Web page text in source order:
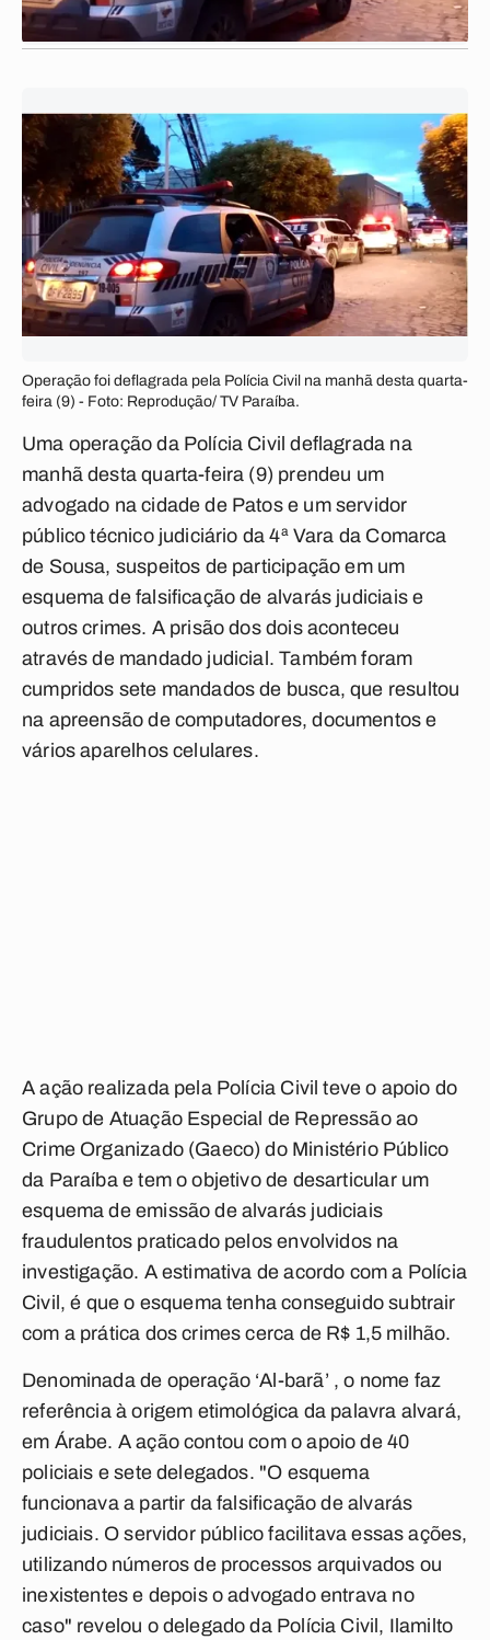
Operação foi deflagrada pela Polícia Civil na manhã desta quarta-
feira (9) - Foto: Reprodução/ TV Paraíba.
Uma operação da Polícia Civil deflagrada na
manhã desta quarta-feira (9) prendeu um
advogado na cidade de Patos e um servidor
público técnico judiciário da 4ª Vara da Comarca
de Sousa, suspeitos de participação em um
esquema de falsificação de alvarás judiciais e
outros crimes. A prisão dos dois aconteceu
através de mandado judicial. Também foram
cumpridos sete mandados de busca, que resultou
na apreensão de computadores, documentos e
vários aparelhos celulares.
A ação realizada pela Polícia Civil teve o apoio do
Grupo de Atuação Especial de Repressão ao
Crime Organizado (Gaeco) do Ministério Público
da Paraíba e tem o objetivo de desarticular um
esquema de emissão de alvarás judiciais
fraudulentos praticado pelos envolvidos na
investigação. A estimativa de acordo com a Polícia
Civil, é que o esquema tenha conseguido subtrair
com a prática dos crimes cerca de R$ 1,5 milhão.
Denominada de operação ‘Al-barã’ , o nome faz
referência à origem etimológica da palavra alvará,
em Árabe. A ação contou com o apoio de 40
policiais e sete delegados. "O esquema
funcionava a partir da falsificação de alvarás
judiciais. O servidor público facilitava essas ações,
utilizando números de processos arquivados ou
inexistentes e depois o advogado entrava no
caso" revelou o delegado da Polícia Civil, Ilamilto